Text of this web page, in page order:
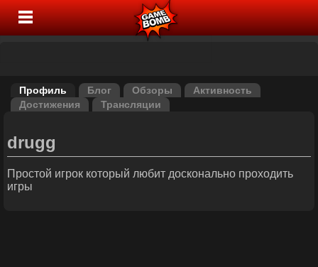
Профиль Блог Обзоры
Активность
Достижения
Трансляции
drugg
Простой игрок который любит досконально проходить
игры